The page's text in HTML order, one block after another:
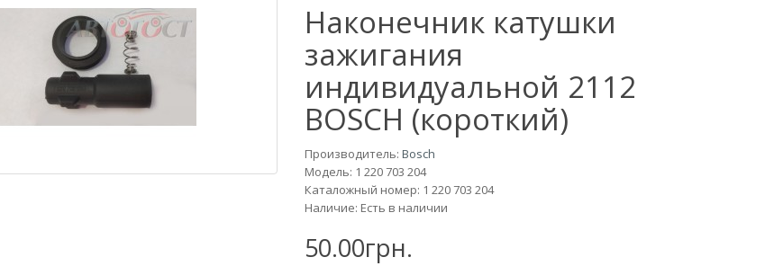
Наконечник катушки
зажигания
индивидуальной 2112
BOSCH (короткий)
Производитель:Bosch
Модель: 1 220 703 204
Каталожный номер: 1 220 703 204
Наличие: Есть в наличии
50.00грн.